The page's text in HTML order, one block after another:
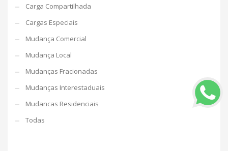
Carga Compartilhada
Cargas Especiais
Mudança Comercial
Mudança Local
Mudanças Fracionadas
Mudanças Interestaduais
Mudancas Residenciais
Todas